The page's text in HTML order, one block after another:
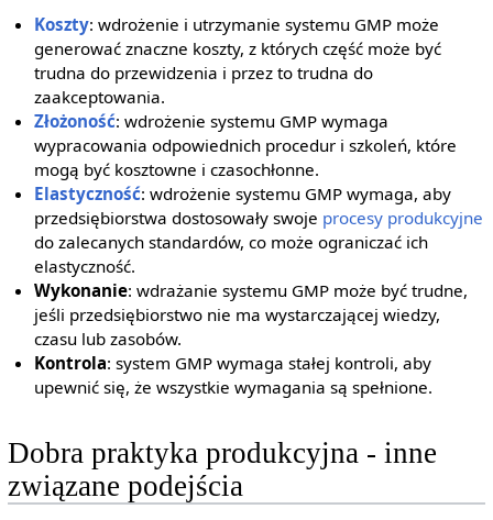
Koszty: wdrożenie i utrzymanie systemu GMP może
generować znaczne koszty, z których część może być
trudna do przewidzenia i przez to trudna do
zaakceptowania.
Złożoność: wdrożenie systemu GMP wymaga
wypracowania odpowiednich procedur i szkoleń, które
mogą być kosztowne i czasochłonne.
Elastyczność: wdrożenie systemu GMP wymaga, aby
przedsiębiorstwa dostosowały swoje procesy produkcyjne
do zalecanych standardów, co może ograniczać ich
elastyczność.
Wykonanie: wdrażanie systemu GMP może być trudne,
jeśli przedsiębiorstwo nie ma wystarczającej wiedzy,
czasu lub zasobów.
Kontrola: system GMP wymaga stałej kontroli, aby
upewnić się, że wszystkie wymagania są spełnione.
Dobra praktyka produkcyjna - inne
związane podejścia